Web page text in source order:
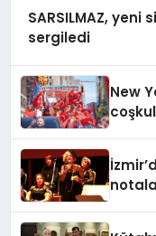
SARSILMAZ, yeni
sergiledi
New